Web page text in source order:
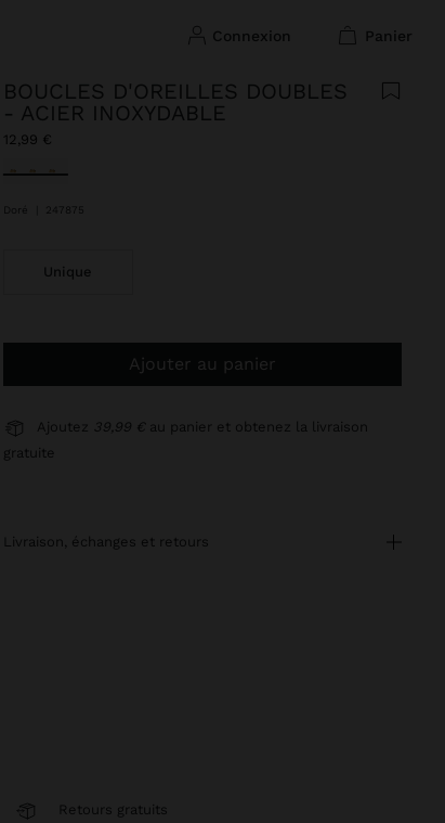
connexion panier
BOUCLES D'OREILLES DOUBLES
- ACIER INOXYDABLE
12,99 €
sélectionné(s)
Doré 247875
Unique
Ajouter au panier
Ajoutez 39,99 € au panier et obtenez la livraison
gratuite
livraison, échanges et retours
Retours gratuits